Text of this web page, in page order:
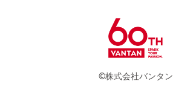
©株式会社バンタン